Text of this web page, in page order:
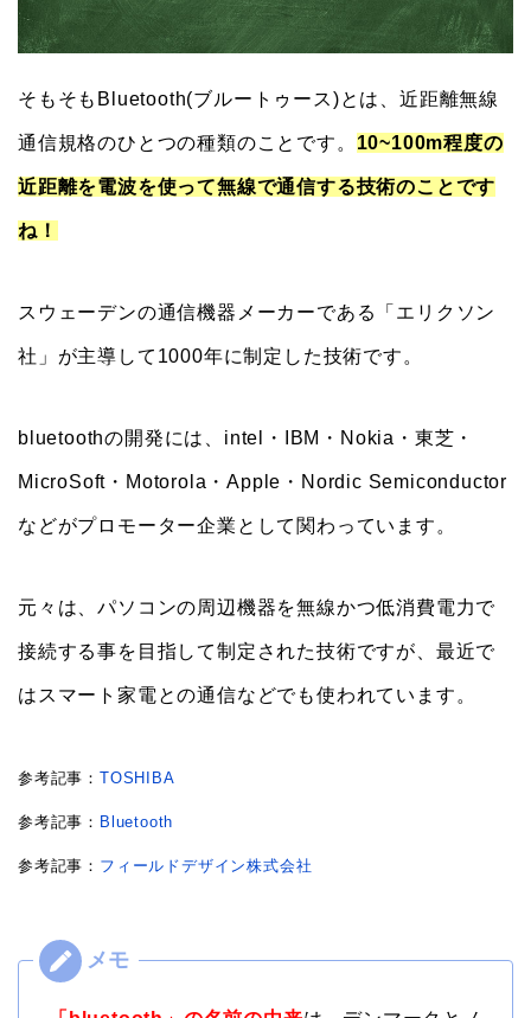
そもそもBluetooth(ブルートゥース)とは、近距離無線
通信規格のひとつの種類のことです。 10~100m程度の
近距離を電波を使って無線で通信する技術のことです
ね！
スウェーデンの通信機器メーカーである「エリクソン
社」が主導して1000年に制定した技術です。
bluetoothの開発には、intel・IBM・Nokia・東芝・
MicroSoft・Motorola・Apple・Nordic Semiconductor
などがプロモーター企業として関わっています。
元々は、パソコンの周辺機器を無線かつ低消費電力で
接続する事を目指して制定された技術ですが、最近で
はスマート家電との通信などでも使われています。
参考記事： TOSHIBA
参考記事： Bluetooth
参考記事： フィールドデザイン株式会社